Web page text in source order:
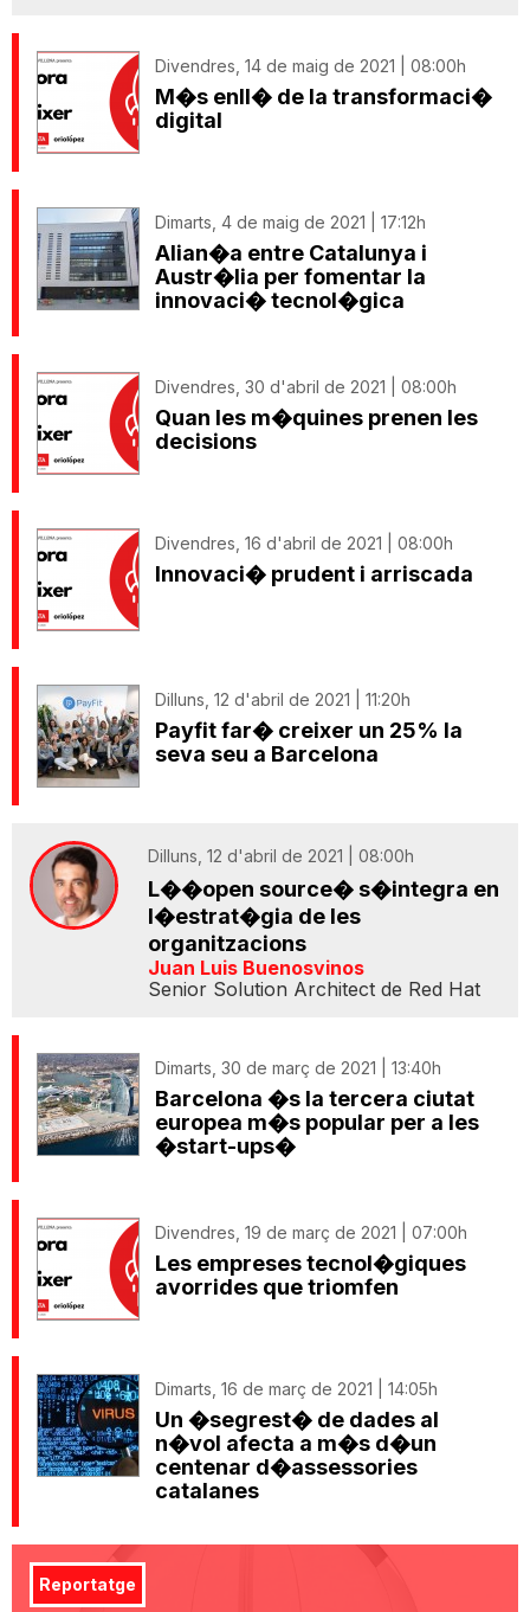
Divendres, 14 de maig de 2021 | 08:00h
M�s enll� de la transformaci�
digital
Dimarts, 4 de maig de 2021 | 17:12h
Alian�a entre Catalunya i
Austr�lia per fomentar la
innovaci� tecnol�gica
Divendres, 30 d'abril de 2021 | 08:00h
Quan les m�quines prenen les
decisions
Divendres, 16 d'abril de 2021 | 08:00h
Innovaci� prudent i arriscada
Dilluns, 12 d'abril de 2021 | 11:20h
Payfit far� creixer un 25% la
seva seu a Barcelona
Dilluns, 12 d'abril de 2021 | 08:00h
L��open source� s�integra en
l�estrat�gia de les
organitzacions
Juan Luis Buenosvinos
Senior Solution Architect de Red Hat
Dimarts, 30 de març de 2021 | 13:40h
Barcelona �s la tercera ciutat
europea m�s popular per a les
�start-ups�
Divendres, 19 de març de 2021 | 07:00h
Les empreses tecnol�giques
avorrides que triomfen
Dimarts, 16 de març de 2021 | 14:05h
Un �segrest� de dades al
n�vol afecta a m�s d�un
centenar d�assessories
catalanes
Reportatge